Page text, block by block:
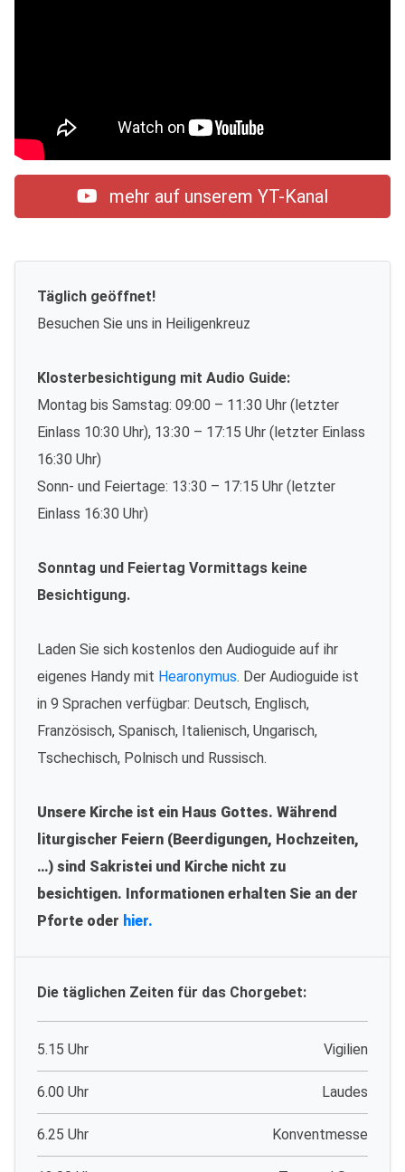
mehr auf unserem YT-Kanal
Täglich geöffnet!
Besuchen Sie uns in Heiligenkreuz
Klosterbesichtigung mit Audio Guide:
Montag bis Samstag: 09:00 – 11:30 Uhr (letzter
Einlass 10:30 Uhr), 13:30 – 17:15 Uhr (letzter Einlass
16:30 Uhr)
Sonn- und Feiertage: 13:30 – 17:15 Uhr (letzter
Einlass 16:30 Uhr)
Sonntag und Feiertag Vormittags keine
Besichtigung.
Laden Sie sich kostenlos den Audioguide auf ihr
eigenes Handy mit Hearonymus. Der Audioguide ist
in 9 Sprachen verfügbar: Deutsch, Englisch,
Französisch, Spanisch, Italienisch, Ungarisch,
Tschechisch, Polnisch und Russisch.
Unsere Kirche ist ein Haus Gottes. Während
liturgischer Feiern (Beerdigungen, Hochzeiten,
…) sind Sakristei und Kirche nicht zu
besichtigen. Informationen erhalten Sie an der
Pforte oder hier.
Die täglichen Zeiten für das Chorgebet:
5.15 Uhr Vigilien
6.00 Uhr Laudes
6.25 Uhr Konventmesse